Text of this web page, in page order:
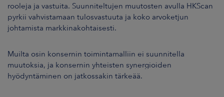
rooleja ja vastuita. Suunniteltujen muutosten avulla HKScan
pyrkii vahvistamaan tulosvastuuta ja koko arvoketjun
johtamista markkinakohtaisesti.
Muilta osin konsernin toimintamalliin ei suunnitella
muutoksia, ja konsernin yhteisten synergioiden
hyödyntäminen on jatkossakin tärkeää.